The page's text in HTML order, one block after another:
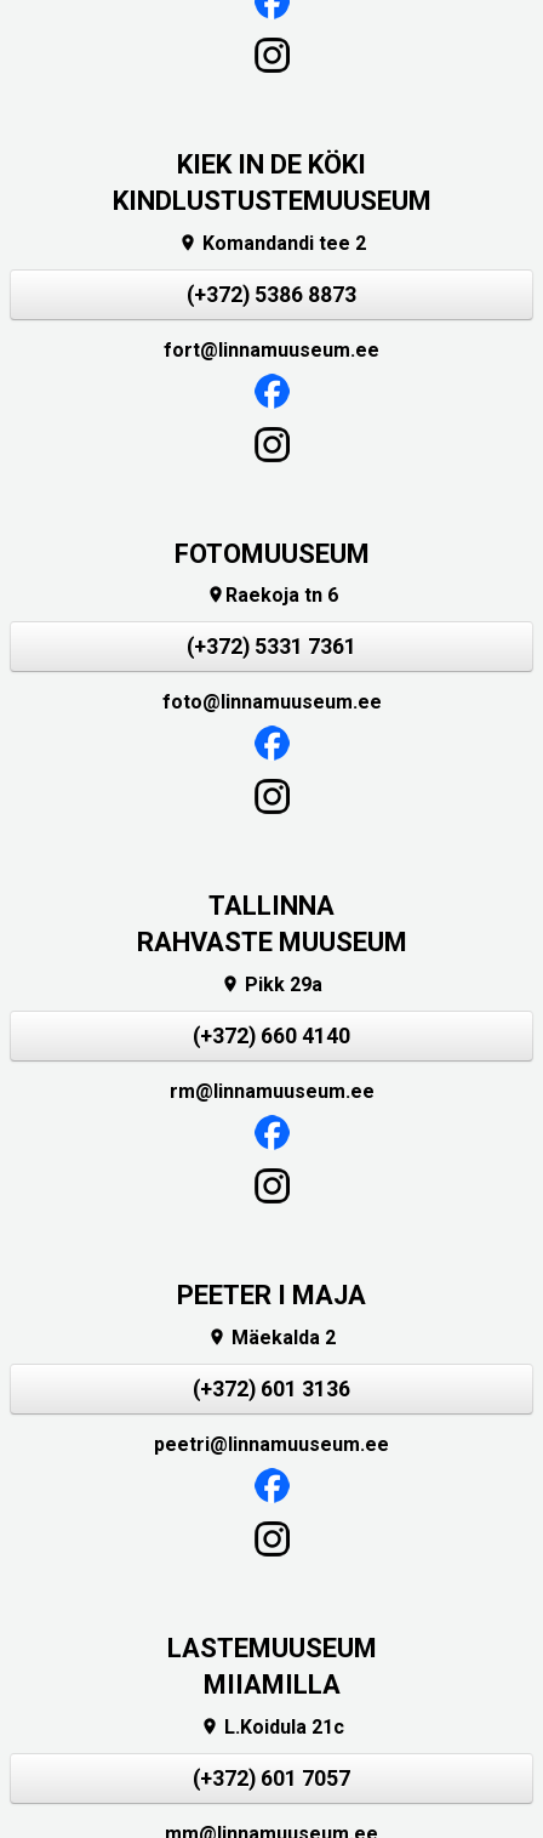
KIEK IN DE KÖKI
KINDLUSTUSTEMUUSEUM
 Komandandi tee 2
(+372) 5386 8873
fort@linnamuuseum.ee
FOTOMUUSEUM
 Raekoja tn 6
(+372) 5331 7361
foto@linnamuuseum.ee
TALLINNA
RAHVASTE MUUSEUM
 Pikk 29a
(+372) 660 4140
rm@linnamuuseum.ee
PEETER I MAJA
 Mäekalda 2
(+372) 601 3136
peetri@linnamuuseum.ee
LASTEMUUSEUM
MIIAMILLA
 L.Koidula 21c
(+372) 601 7057